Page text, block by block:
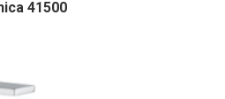
41500